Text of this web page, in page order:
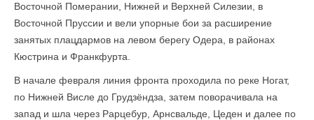
Восточной Померании, Нижней и Верхней Силезии, в
Восточной Пруссии и вели упорные бои за расширение
занятых плацдармов на левом берегу Одера, в районах
Кюстрина и Франкфурта.
В начале февраля линия фронта проходила по реке Ногат,
по Нижней Висле до Грудзёндза, затем поворачивала на
запад и шла через Рарцебур, Арнсвальде, Цеден и далее по